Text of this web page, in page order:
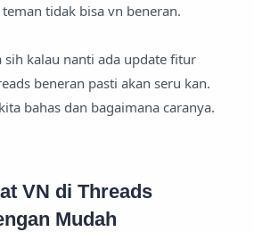
tidak bisa vn beneran.
sih kalau nanti ada update fitur
beneran pasti akan seru kan.
bahas dan bagaimana caranya.
VN di Threads
Mudah